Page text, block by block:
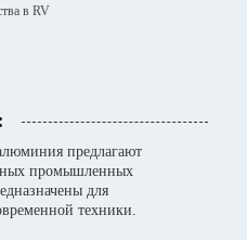
в RV
предлагают
промышленных
для
техники.